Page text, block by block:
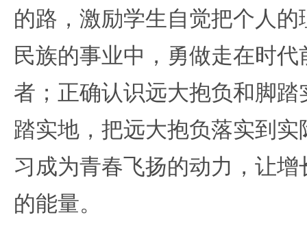
的路，激励学生自觉把个人
民族的事业中，勇做走在时
者；正确认识远大抱负和脚
踏实地，把远大抱负落实到
习成为青春飞扬的动力，让
的能量。